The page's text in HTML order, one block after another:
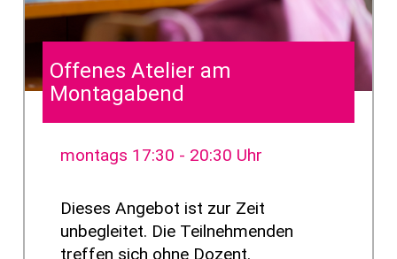
Offenes Atelier am
Montagabend
montags 17:30 - 20:30 Uhr
Dieses Angebot ist zur Zeit
unbegleitet. Die Teilnehmenden
treffen sich ohne Dozent.